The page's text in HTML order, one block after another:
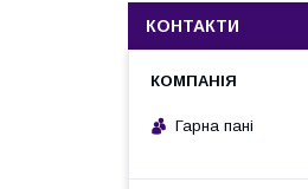
КОНТАКТИ
Гарна пані